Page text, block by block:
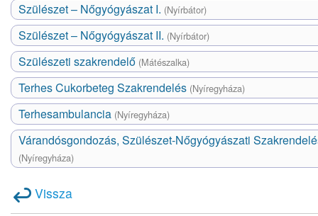
Szülészet – Nőgyógyászat I. (Nyírbátor)
Szülészet – Nőgyógyászat II. (Nyírbátor)
Szülészeti szakrendelő (Mátészalka)
Terhes Cukorbeteg Szakrendelés (Nyíregyháza)
Terhesambulancia (Nyíregyháza)
Várandósgondozás, Szülészet-Nőgyógyászati
(Nyíregyháza)
Vissza